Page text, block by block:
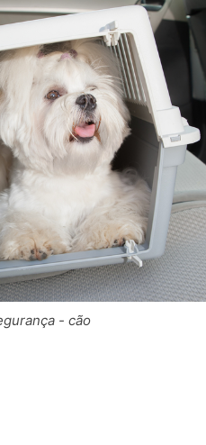
- cão